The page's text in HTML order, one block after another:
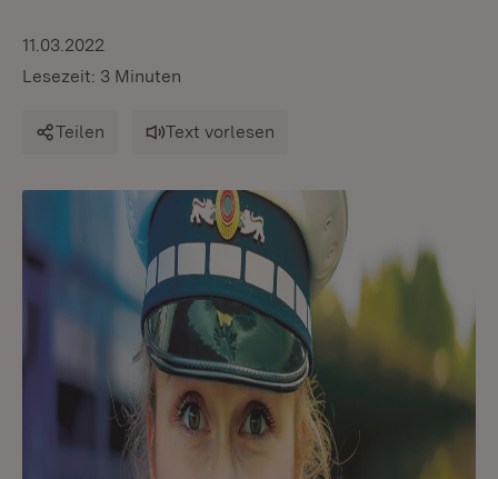
11.03.2022
Lesezeit: 3 Minuten
Teilen Text vorlesen